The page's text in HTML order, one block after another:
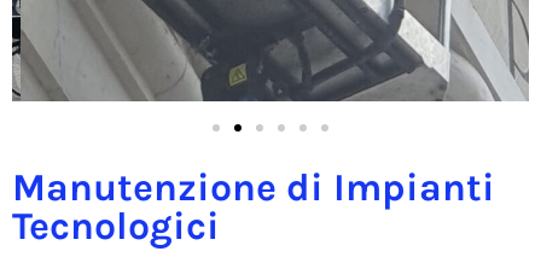
Manutenzione di Impianti
Tecnologici